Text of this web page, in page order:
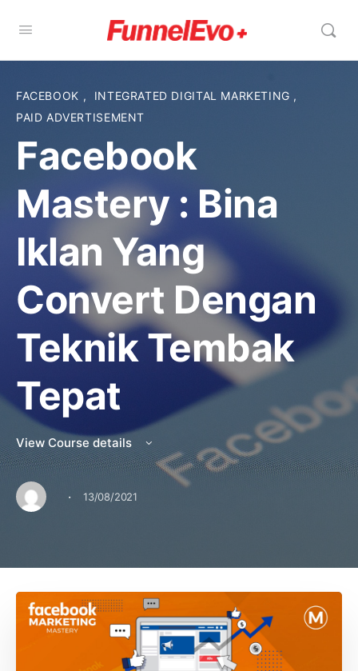
FACEBOOK , INTEGRATED DIGITAL MARKETING ,
PAID ADVERTISEMENT
Facebook
Mastery : Bina
Iklan Yang
Convert Dengan
Teknik Tembak
Tepat
View Course details
· 13/08/2021